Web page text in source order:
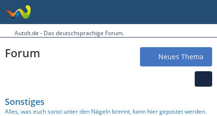
AutoIt.de - Das deutschsprachige Forum.
Forum Neues Thema
Sonstiges
Alles, was euch sonst unter den Nägeln brennt, kann hier gepostet werden.